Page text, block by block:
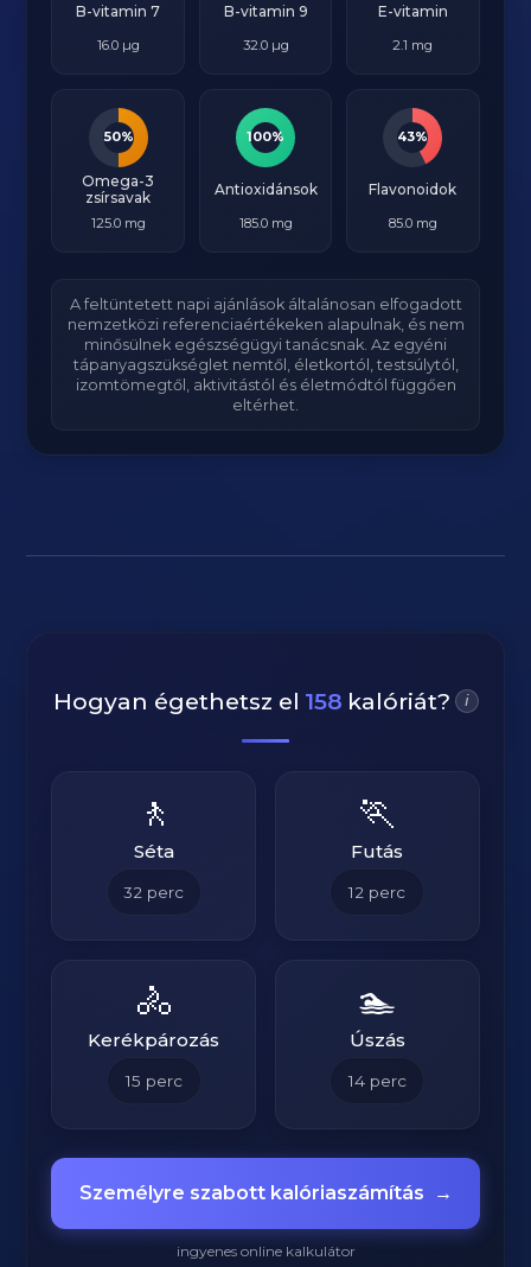
B-vitamin 7
16.0 µg
B-vitamin 9
32.0 µg
E-vitamin
2.1 mg
50%
Omega-3
zsírsavak
125.0 mg
100%
Antioxidánsok
185.0 mg
43%
Flavonoidok
85.0 mg
A feltüntetett napi ajánlások általánosan elfogadott
nemzetközi referenciaértékeken alapulnak, és nem
minősülnek egészségügyi tanácsnak. Az egyéni
tápanyagszükséglet nemtől, életkortól, testsúlytól,
izomtömegtől, aktivitástól és életmódtól függően
eltérhet.
Hogyan égethetsz el 158 kalóriát? i
🚶
Séta
32 perc
🏃
Futás
12 perc
🚴
Kerékpározás
15 perc
🏊
Úszás
14perc
Személyre szabott kalóriaszámítás →
ingyenes online kalkulátor